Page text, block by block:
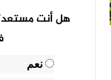
هل أنت
نعم